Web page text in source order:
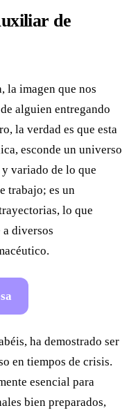
de
la imagen que nos
alguien entregando
la verdad es que esta
esconde un universo
variado de lo que
trabajo; es un
lo que
diversos
ha demostrado ser
en tiempos de crisis.
esencial para
bien preparados,